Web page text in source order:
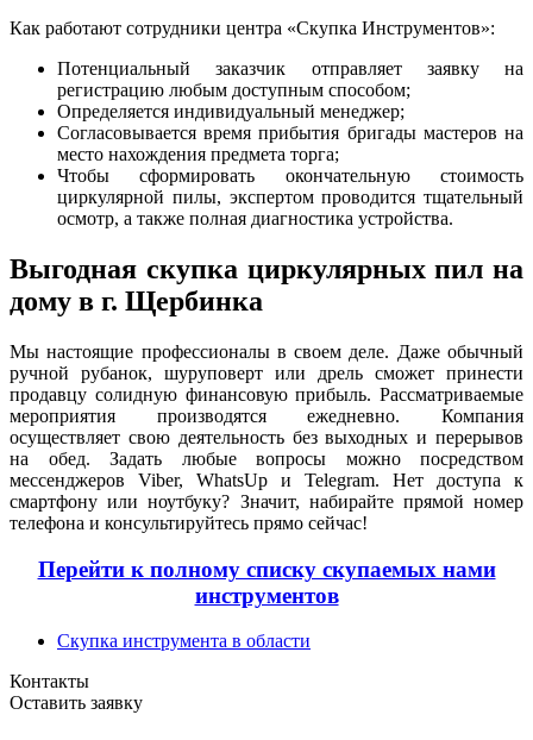
Как работают сотрудники центра «Скупка Инструментов»:
Потенциальный заказчик отправляет заявку на
регистрацию любым доступным способом;
Определяется индивидуальный менеджер;
Согласовывается время прибытия бригады мастеров на
место нахождения предмета торга;
Чтобы сформировать окончательную стоимость
циркулярной пилы, экспертом проводится тщательный
осмотр, а также полная диагностика устройства.
Выгодная скупка циркулярных пил на
дому в г. Щербинка
Мы настоящие профессионалы в своем деле. Даже обычный
ручной рубанок, шуруповерт или дрель сможет принести
продавцу солидную финансовую прибыль. Рассматриваемые
мероприятия производятся ежедневно. Компания
осуществляет свою деятельность без выходных и перерывов
на обед. Задать любые вопросы можно посредством
мессенджеров Viber, WhatsUp и Telegram. Нет доступа к
смартфону или ноутбуку? Значит, набирайте прямой номер
телефона и консультируйтесь прямо сейчас!
Перейти к полному списку скупаемых нами
инструментов
Скупка инструмента в области
Контакты
Оставить заявку